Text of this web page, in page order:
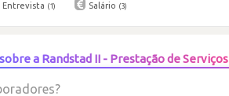
Entrevista (1) Salário (3)
a Randstad II - Prestação de Serviços
orad ores?